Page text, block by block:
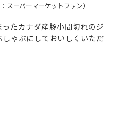
スーパーマーケットファン）
たカナダ産豚小間切れのジ
ゃぶにしておいしくいただ